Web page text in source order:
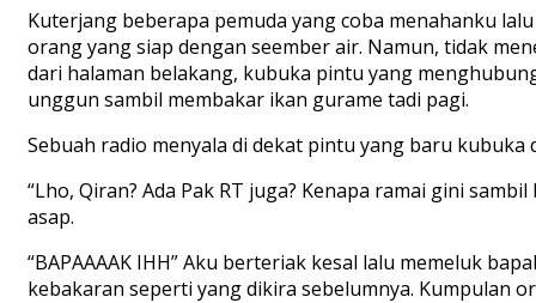
Kuterjang beberapa pemuda yang coba menahanku
orang yang siap dengan seember air. Namun, tidak
dari halaman belakang, kubuka pintu yang
unggun sambil membakar ikan gurame tadi pagi.
Sebuah radio menyala di dekat pintu yang baru
“Lho, Qiran? Ada Pak RT juga? Kenapa ramai gini
asap.
“BAPAAAAK IHH” Aku berteriak kesal lalu memeluk
kebakaran seperti yang dikira sebelumnya. Kumpulan